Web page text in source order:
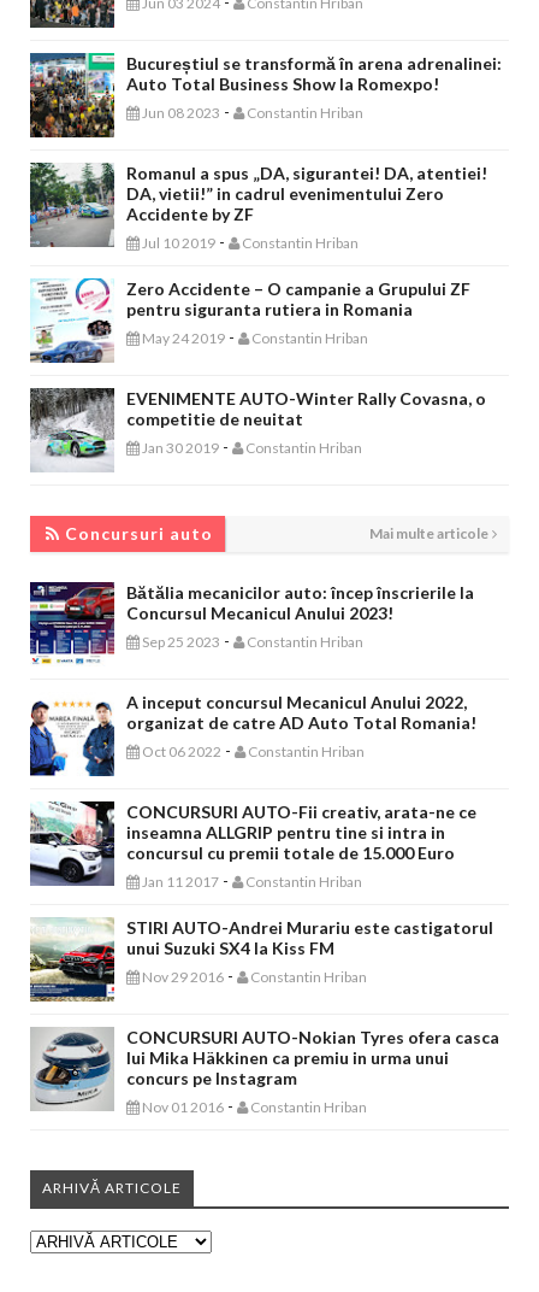
Bucureștiul se transformă în arena adrenalinei:
Auto Total Business Show la Romexpo!
Jun 08 2023 - Constantin Hriban
Romanul a spus „DA, sigurantei! DA, atentiei!
DA, vietii!” in cadrul evenimentului Zero
Accidente by ZF
Jul 10 2019 - Constantin Hriban
Zero Accidente – O campanie a Grupului ZF
pentru siguranta rutiera in Romania
May 24 2019 - Constantin Hriban
EVENIMENTE AUTO-Winter Rally Covasna, o
competitie de neuitat
Jan 30 2019 - Constantin Hriban
Concursuri auto Mai multe articole
Bătălia mecanicilor auto: încep înscrierile la
Concursul Mecanicul Anului 2023!
Sep 25 2023 - Constantin Hriban
A inceput concursul Mecanicul Anului 2022,
organizat de catre AD Auto Total Romania!
Oct 06 2022 - Constantin Hriban
CONCURSURI AUTO-Fii creativ, arata-ne ce
inseamna ALLGRIP pentru tine si intra in
concursul cu premii totale de 15.000 Euro
Jan 11 2017 - Constantin Hriban
STIRI AUTO-Andrei Murariu este castigatorul
unui Suzuki SX4 la Kiss FM
Nov 29 2016 - Constantin Hriban
CONCURSURI AUTO-Nokian Tyres ofera casca
lui Mika Häkkinen ca premiu in urma unui
concurs pe Instagram
Nov 01 2016 - Constantin Hriban
ARHIVĂ ARTICOLE